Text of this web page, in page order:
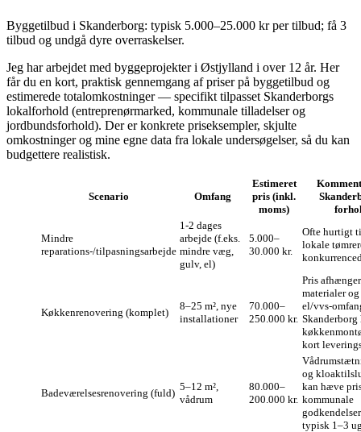
Byggetilbud i Skanderborg: typisk 5.000–25.000 kr per tilbud; få 3
tilbud og undgå dyre overraskelser.
Jeg har arbejdet med byggeprojekter i Østjylland i over 12 år. Her
får du en kort, praktisk gennemgang af priser på byggetilbud og
estimerede totalomkostninger — specifikt tilpasset Skanderborgs
lokalforhold (entreprenørmarked, kommunale tilladelser og
jordbundsforhold). Der er konkrete priseksempler, skjulte
omkostninger og mine egne data fra lokale undersøgelser, så du kan
budgettere realistisk.
Scenario Omfang
Estimeret
pris (inkl.
moms)
Mind­re
reparations‑/tilpasningsarbejde
1‑2 dages
arbejde (f.eks.
mindre væg,
gulv, el)
5.000–
30.000 kr.
Ofte hurtigt
lokale
Køkkenrenovering (komplet)
8–25 m², nye
installationer
70.000–
250.000 kr.
Pris
materialer og
el/
Skanderborg
kort
Badeværelses­­renovering (fuld)
5–12 m²,
vådrum
80.000–
200.000 kr.
og
kan hæve
kommunale
typisk 1–3